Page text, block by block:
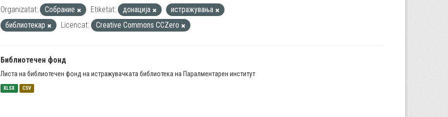
Organizatat: Собрание Etiketat: донација
истражувања
библиотекар
Licencat: Creative Commons CCZero
Библиотечен фонд
Листа на библиотечен фонд на истражувачката библиотека на Паралментарен институт
XLSX CSV